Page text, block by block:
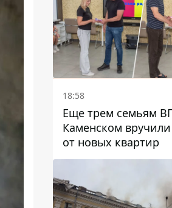
18:58
Еще трем семьям
Каменском
от новых квартир